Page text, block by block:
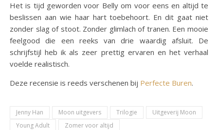
Het is tijd geworden voor Belly om voor eens en altijd te
beslissen aan wie haar hart toebehoort. En dit gaat niet
zonder slag of stoot. Zonder glimlach of tranen. Een mooie
feelgood die een reeks van drie waardig afsluit. De
schrijfstijl heb ik als zeer prettig ervaren en het verhaal
voelde realistisch.
Deze recensie is reeds verschenen bij Perfecte Buren.
Jenny Han Moon uitgevers Trilogie
Uitgeverij Moon
Young Adult
Zomer voor altijd